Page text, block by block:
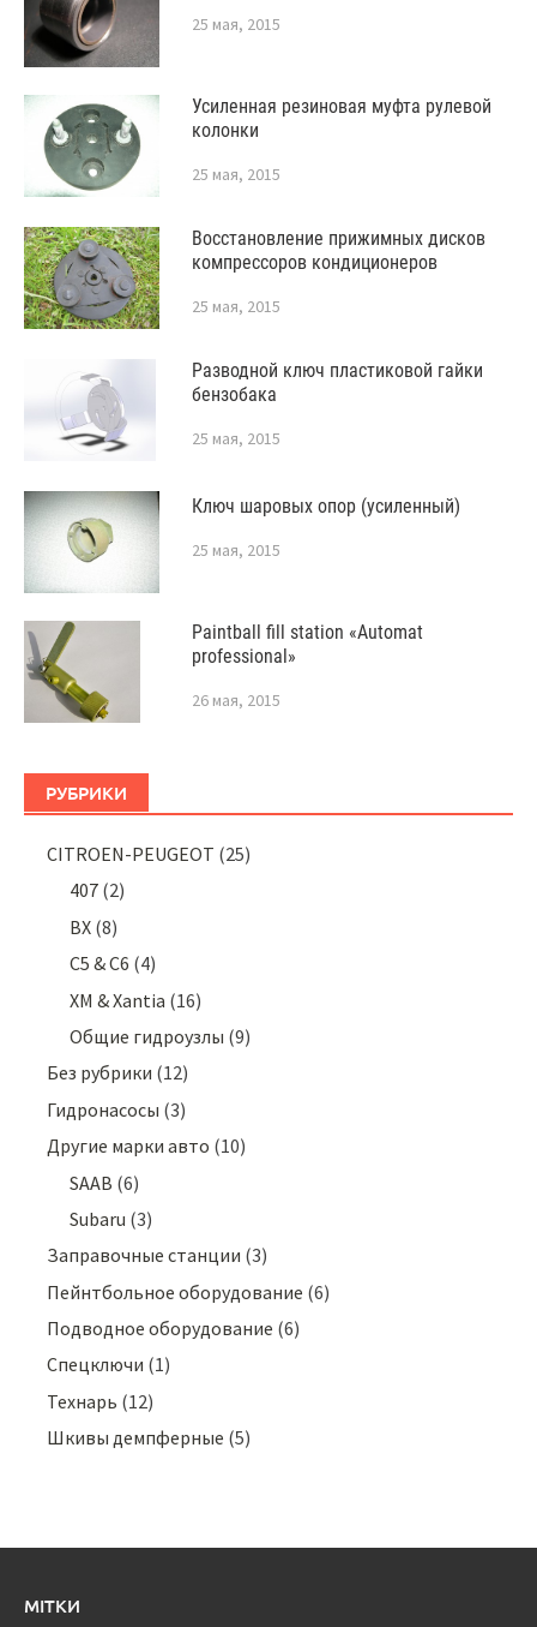
25 мая, 2015
Усиленная резиновая муфта рулевой
колонки
25 мая, 2015
Восстановление прижимных дисков
компрессоров кондиционеров
25 мая, 2015
Разводной ключ пластиковой гайки
бензобака
25 мая, 2015
Ключ шаровых опор (усиленный)
25 мая, 2015
Paintball fill station «Automat
professional»
26 мая, 2015
РУБРИКИ
CITROEN-PEUGEOT (25)
407 (2)
BX (8)
C5 & C6 (4)
XM & Xantia (16)
Общие гидроузлы (9)
Без рубрики (12)
Гидронасосы (3)
Другие марки авто (10)
SAAB (6)
Subaru (3)
Заправочные станции (3)
Пейнтбольное оборудование (6)
Подводное оборудование (6)
Спецключи (1)
Технарь (12)
Шкивы демпферные (5)
МІТКИ